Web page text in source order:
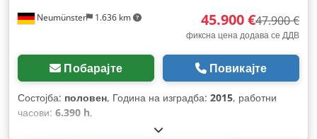
Neumünster 1.636 km 45.900 €47.900 €
фиксна цена додава се ДДВ
Побарајте Повикајте
Состојба: половен, Година на изградба: 2015, работни
часови: 6.390 h,